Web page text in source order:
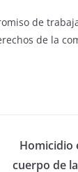
de
de la
Homicidio
cuerpo de